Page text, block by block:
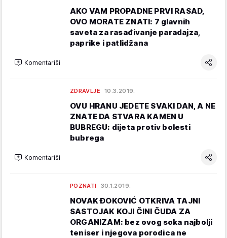
AKO VAM PROPADNE PRVI RASAD,
OVO MORATE ZNATI: 7 glavnih
saveta za rasađivanje paradajza,
paprike i patlidžana
Komentariši
ZDRAVLJE 10.3.2019.
OVU HRANU JEDETE SVAKI DAN, A NE
ZNATE DA STVARA KAMEN U
BUBREGU: dijeta protiv bolesti
bubrega
Komentariši
POZNATI 30.1.2019.
NOVAK ĐOKOVIĆ OTKRIVA TAJNI
SASTOJAK KOJI ČINI ČUDA ZA
ORGANIZAM: bez ovog soka najbolji
teniser i njegova porodica ne